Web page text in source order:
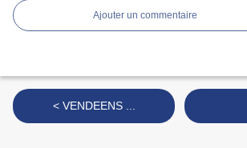
Ajouter un commentaire
< VENDEENS ...